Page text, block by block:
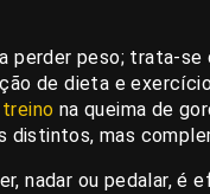
perder peso; trata-
de dieta e
na queima de
distintos, mas
nadar ou pedalar, é